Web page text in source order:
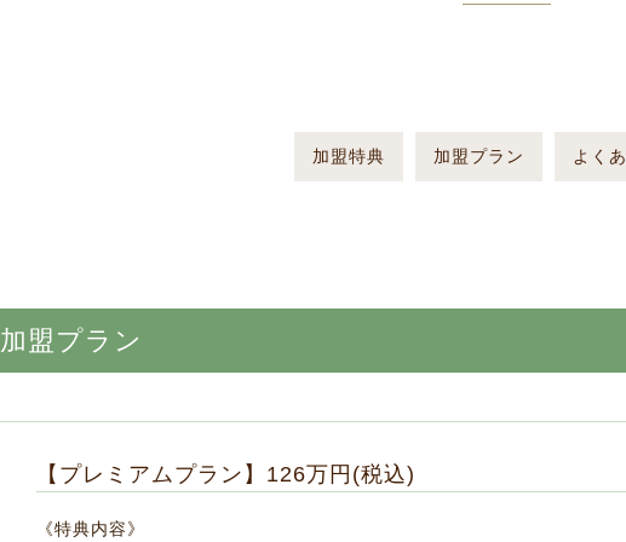
加盟特典 加盟プラン よく
加盟プラン
【プレミアムプラン】126万円(税込)
《特典内容》